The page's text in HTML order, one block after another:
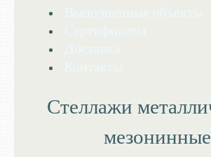
Стеллажи
мезонинные